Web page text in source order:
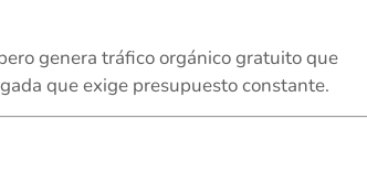
genera tráfico orgánico gratuito que
que exige presupuesto constante.